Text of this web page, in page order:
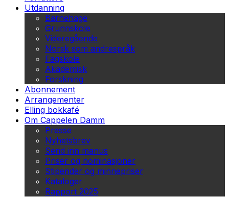
Utdanning
Barnehage
Grunnskole
Videregående
Norsk som andrespråk
Fagskole
Akademisk
Forskning
Abonnement
Arrangementer
Elling bokkafé
Om Cappelen Damm
Presse
Nyhetsbrev
Send inn manus
Priser og nominasjoner
Stipender og minnepriser
Kataloger
Rapport 2025